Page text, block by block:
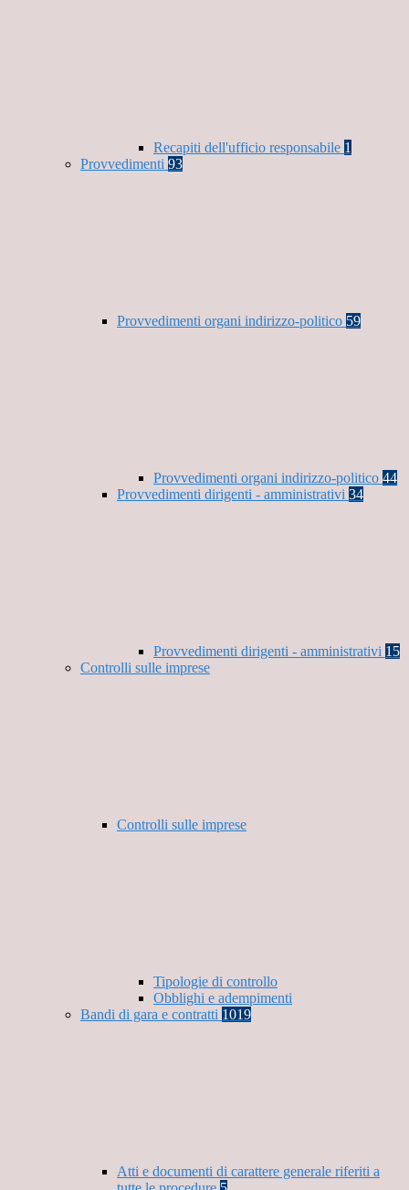
Recapiti dell'ufficio responsabile 1
Provvedimenti 93
Provvedimenti organi indirizzo-politico 59
Provvedimenti organi indirizzo-politico 44
Provvedimenti dirigenti - amministrativi 34
Provvedimenti dirigenti - amministrativi 15
Controlli sulle imprese
Controlli sulle imprese
Tipologie di controllo
Obblighi e adempimenti
Bandi di gara e contratti 1019
Atti e documenti di carattere generale riferiti a